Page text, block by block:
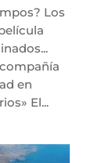
Los
en
El...